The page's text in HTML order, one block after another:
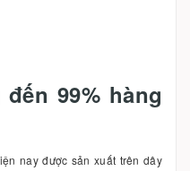
99% hàng
nay được sản xuất trên dây